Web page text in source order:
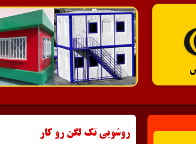
روشویی تک لگن رو کار